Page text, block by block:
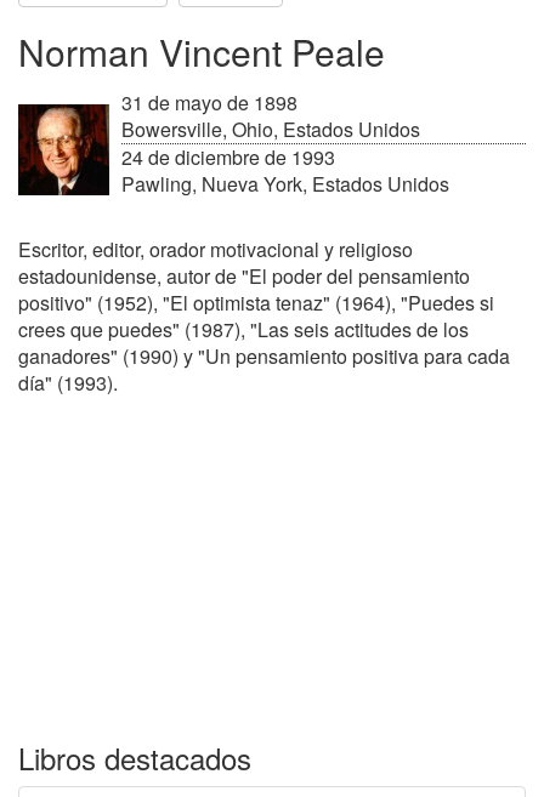
Norman Vincent Peale
31 de mayo de 1898
Bowersville, Ohio, Estados Unidos
24 de diciembre de 1993
Pawling, Nueva York, Estados Unidos
Escritor, editor, orador motivacional y religioso
estadounidense, autor de "El poder del pensamiento
positivo" (1952), "El optimista tenaz" (1964), "Puedes si
crees que puedes" (1987), "Las seis actitudes de los
ganadores" (1990) y "Un pensamiento positiva para cada
día" (1993).
Libros destacados